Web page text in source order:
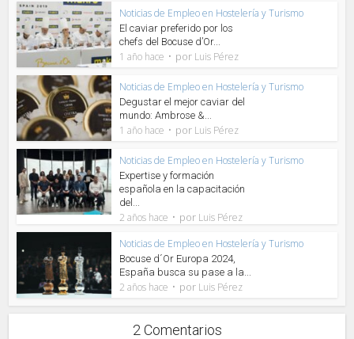
Noticias de Empleo en Hostelería y Turismo
El caviar preferido por los
chefs del Bocuse d’Or...
1 año hace por Luis Pérez
Noticias de Empleo en Hostelería y Turismo
Degustar el mejor caviar del
mundo: Ambrose &...
1 año hace por Luis Pérez
Noticias de Empleo en Hostelería y Turismo
Expertise y formación
española en la capacitación
del...
2 años hace por Luis Pérez
Noticias de Empleo en Hostelería y Turismo
Bocuse d´Or Europa 2024,
España busca su pase a la...
2 años hace por Luis Pérez
2 Comentarios